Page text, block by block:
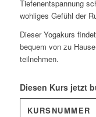
Tiefenentspannung
wohliges Gefühl der
Dieser Yogakurs
bequem von zu
teilnehmen.
Diesen Kurs jetzt
KURSNUMMER